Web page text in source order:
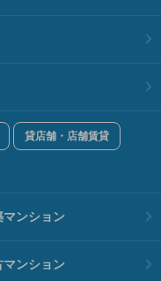
貸店舗・店舗賃貸
マンション
マンション